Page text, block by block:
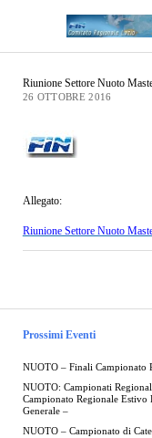
Prossimi Eventi
NUOTO – Finali Campionato
NUOTO: Campionati
Campionato Regionale
Generale –
NUOTO – Campionato di
Riunione Settore Nuoto
26 OTTOBRE 2016
Allegato:
Riunione Settore Nuoto